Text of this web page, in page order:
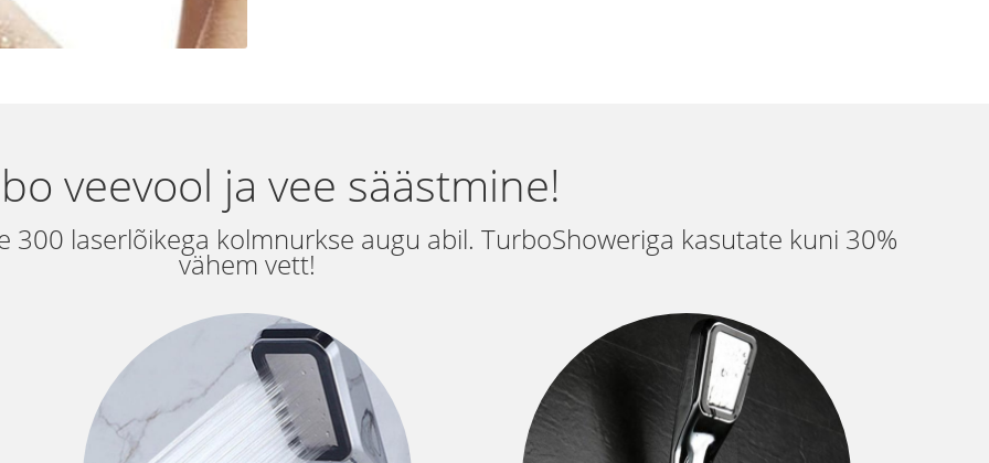
veevool ja vee säästmine!
300 laserlõikega kolmnurkse augu abil. TurboShoweriga kasutate kuni 30%
vähem vett!